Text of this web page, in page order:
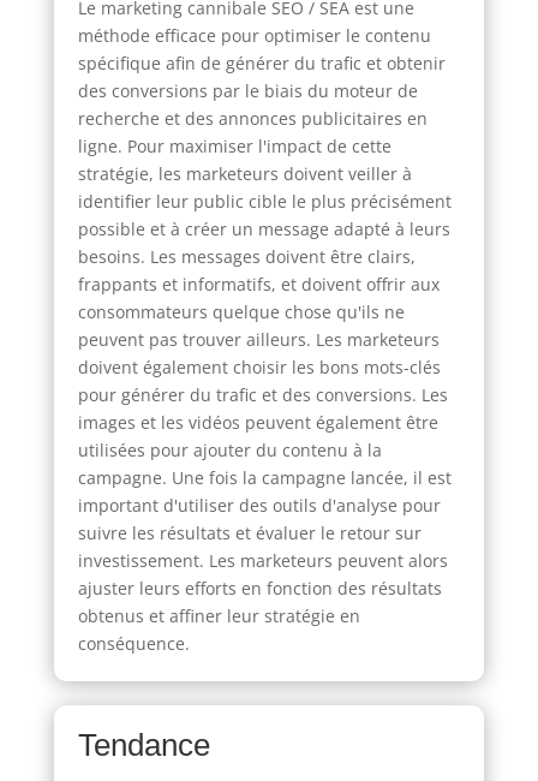
Le marketing cannibale SEO / SEA est une
méthode efficace pour optimiser le contenu
spécifique afin de générer du trafic et obtenir
des conversions par le biais du moteur de
recherche et des annonces publicitaires en
ligne. Pour maximiser l'impact de cette
stratégie, les marketeurs doivent veiller à
identifier leur public cible le plus précisément
possible et à créer un message adapté à leurs
besoins. Les messages doivent être clairs,
frappants et informatifs, et doivent offrir aux
consommateurs quelque chose qu'ils ne
peuvent pas trouver ailleurs. Les marketeurs
doivent également choisir les bons mots-clés
pour générer du trafic et des conversions. Les
images et les vidéos peuvent également être
utilisées pour ajouter du contenu à la
campagne. Une fois la campagne lancée, il est
important d'utiliser des outils d'analyse pour
suivre les résultats et évaluer le retour sur
investissement. Les marketeurs peuvent alors
ajuster leurs efforts en fonction des résultats
obtenus et affiner leur stratégie en
conséquence.
Tendance